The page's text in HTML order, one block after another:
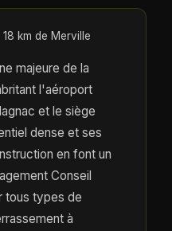
18 km de Merville
majeure de la
l'aéroport
et le siège
dense et ses
en font un
Conseil
tous types de
à